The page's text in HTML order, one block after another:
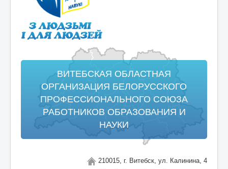
ВИТЕБСКАЯ ОБЛАСТНАЯ
ОРГАНИЗАЦИЯ БЕЛОРУССКОГО
ПРОФЕССИОНАЛЬНОГО СОЮЗА
РАБОТНИКОВ ОБРАЗОВАНИЯ И
НАУКИ
210015, г. Витебск, ул. Калинина, 4